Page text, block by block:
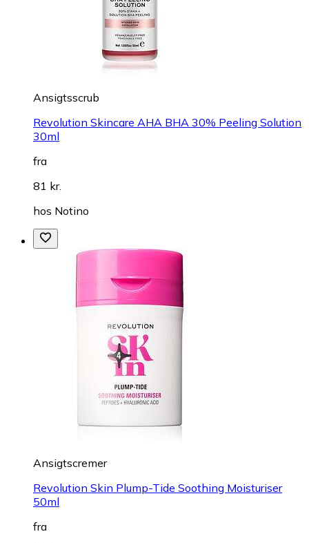
Ansigtsscrub
Revolution Skincare AHA BHA 30% Peeling Solution
30ml
fra
81 kr.
hos Notino
Ansigtscremer
Revolution Skin Plump-Tide Soothing Moisturiser
50ml
fra